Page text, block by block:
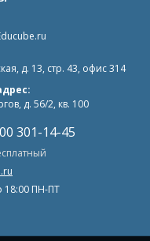
д. 13, стр. 43, офис 314
д. 56/2, кв. 100
301-14-45
18:00 ПН-ПТ